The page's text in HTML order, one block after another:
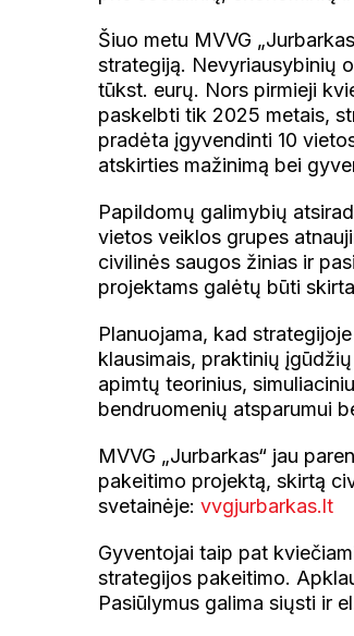
Šiuo metu MVVG
strategiją. Nevyriausybinių
tūkst. eurų. Nors pirmieji
paskelbti tik 2025 metais,
pradėta įgyvendinti 10
atskirties mažinimą bei
Papildomų galimybių
vietos veiklos grupes
civilinės saugos žinias ir
projektams galėtų būti
Planuojama, kad
klausimais, praktinių
apimtų teorinius,
bendruomenių atsparumui
MVVG „Jurbarkas“ jau
pakeitimo projektą, skirtą
svetainėje: vvgjurbarkas.lt
Gyventojai taip pat
strategijos pakeitimo.
Pasiūlymus galima siųsti ir